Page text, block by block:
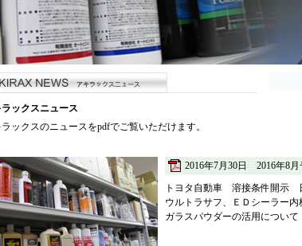
ックスニュース
ックスのニュースをpdfでご覧いただけます。
2016年7月30日 2016年8月
トヨタ自動車 溶接条件開示
ウルトラサフ、ＥＤシーラー内
ガラスパウダーの活用について